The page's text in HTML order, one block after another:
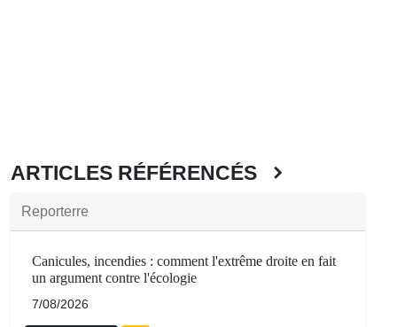
ARTICLES RÉFÉRENCÉS
Reporterre
Canicules, incendies : comment l'extrême droite en fait
un argument contre l'écologie
7/08/2026